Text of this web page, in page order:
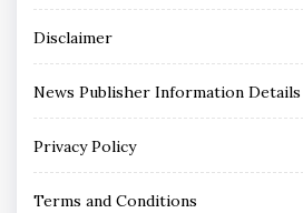
Disclaimer
News Publisher Information Details
Privacy Policy
Terms and Conditions